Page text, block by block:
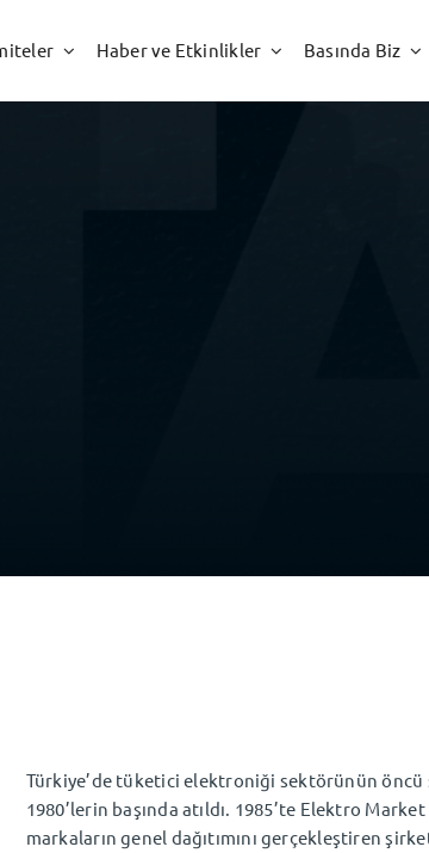
Haber ve Etkinlikler Basında Biz
Türkiye’de tüketici elektroniği sektörünün öncü
1980’lerin başında atıldı. 1985’te Elektro
markaların genel dağıtımını gerçekleştiren